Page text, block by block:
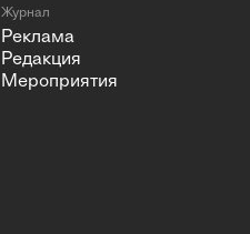
Журнал
Реклама
Редакция
Мероприятия